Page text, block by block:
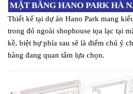
MẶT BẰNG HANO PARK HÀ
Thiết kế tại dự án Hano Park mang
trong đó ngoài shophouse tọa lạc tại
kề, biệt hự phía sau sẽ là điểm chú ý
hàng đang quan tâm lựa chọn.